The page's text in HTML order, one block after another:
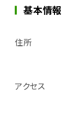
基本情報
住所
アクセス